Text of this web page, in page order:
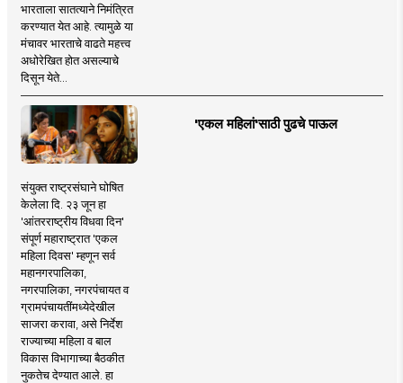
भारताला सातत्याने निमंत्रित
करण्यात येत आहे. त्यामुळे या
मंचावर भारताचे वाढते महत्त्व
अधोरेखित होत असल्याचे
दिसून येते...
'एकल महिलां'साठी पुढचे पाऊल
संयुक्त राष्ट्रसंघाने घोषित
केलेला दि. २३ जून हा
'आंतरराष्ट्रीय विधवा दिन'
संपूर्ण महाराष्ट्रात 'एकल
महिला दिवस' म्हणून सर्व
महानगरपालिका,
नगरपालिका, नगरपंचायत व
ग्रामपंचायतींमध्येदेखील
साजरा करावा, असे निर्देश
राज्याच्या महिला व बाल
विकास विभागाच्या बैठकीत
नुकतेच देण्यात आले. हा